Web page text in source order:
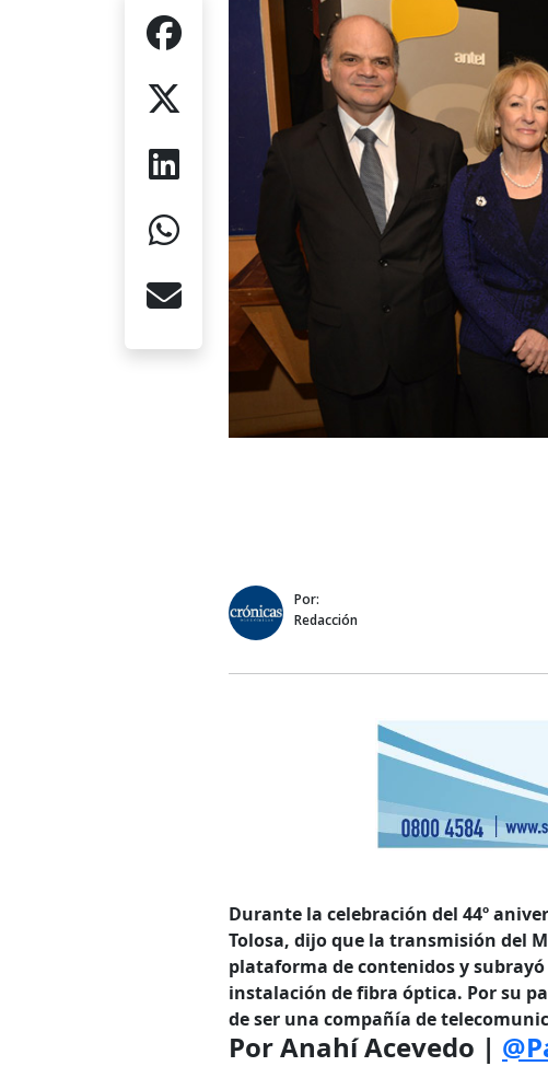
Por:
Redacción
Durante la celebración del 44º
Tolosa, dijo que la transmisión del
plataforma de contenidos y
instalación de fibra óptica. Por su
de ser una compañía de
Por Anahí Acevedo |